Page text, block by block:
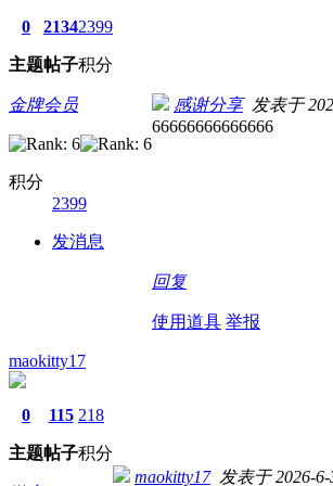
0
主题
2134
帖子
2399
积分
金牌会员
积分
2399
发消息
感谢分享发表于
66666666666666
回复
使用道具 举报
maokitty17
0
主题
115
帖子
218
积分
maokitty17发表于 2026-6-